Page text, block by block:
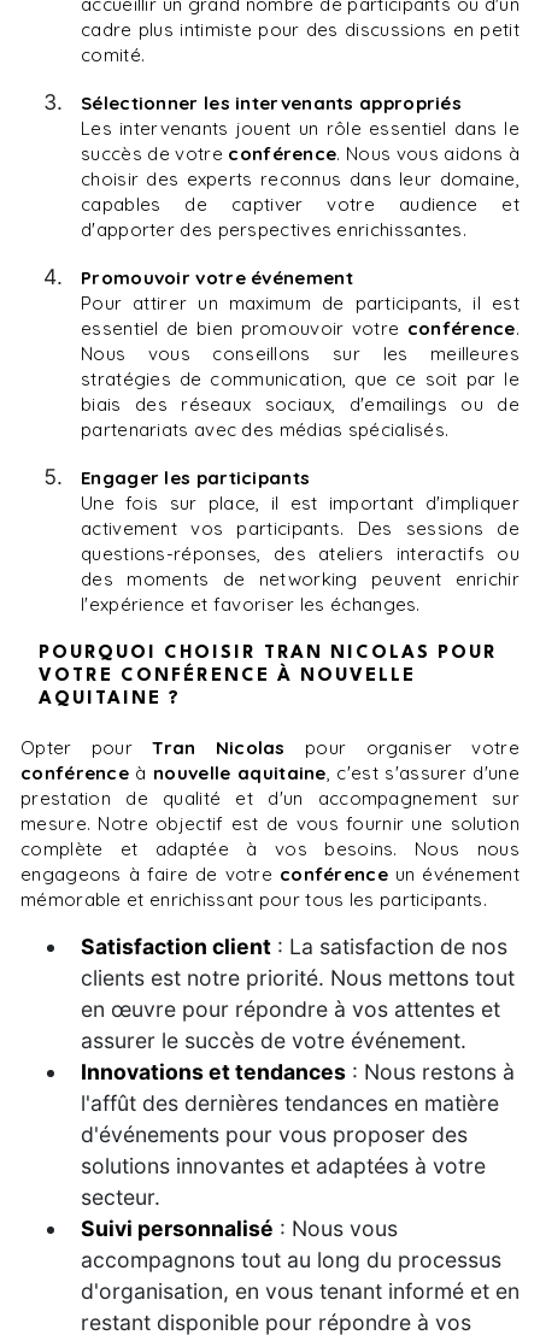
cadre plus intimiste pour des discussions en petit
comité.
Sélectionner les intervenants appropriés
Les intervenants jouent un rôle essentiel dans le
succès de votre conférence. Nous vous aidons à
choisir des experts reconnus dans leur domaine,
capables de captiver votre audience et
d'apporter des perspectives enrichissantes.
Promouvoir votre événement
Pour attirer un maximum de participants, il est
essentiel de bien promouvoir votre conférence.
Nous vous conseillons sur les meilleures
stratégies de communication, que ce soit par le
biais des réseaux sociaux, d'emailings ou de
partenariats avec des médias spécialisés.
Engager les participants
Une fois sur place, il est important d'impliquer
activement vos participants. Des sessions de
questions-réponses, des ateliers interactifs ou
des moments de networking peuvent enrichir
l'expérience et favoriser les échanges.
POURQUOI CHOISIR TRAN NICOLAS POUR
VOTRE CONFÉRENCE À NOUVELLE
AQUITAINE ?
Opter pourTran Nicolas pour organiser votre
conférence à nouvelle aquitaine, c'est s'assurer d'une
prestation de qualité et d'un accompagnement sur
mesure. Notre objectif est de vous fournir une solution
complète et adaptée à vos besoins. Nous nous
engageons à faire de votre conférenceun événement
mémorable et enrichissant pour tous les participants.
Satisfaction client : La satisfaction de nos
clients est notre priorité. Nous mettons tout
en œuvre pour répondre à vos attentes et
assurer le succès de votre événement.
Innovations et tendances : Nous restons à
l'affût des dernières tendances en matière
d'événements pour vous proposer des
solutions innovantes et adaptées à votre
secteur.
Suivi personnalisé : Nous vous
accompagnons tout au long du processus
d'organisation, en vous tenant informé et en
restant disponible pour répondre à vos